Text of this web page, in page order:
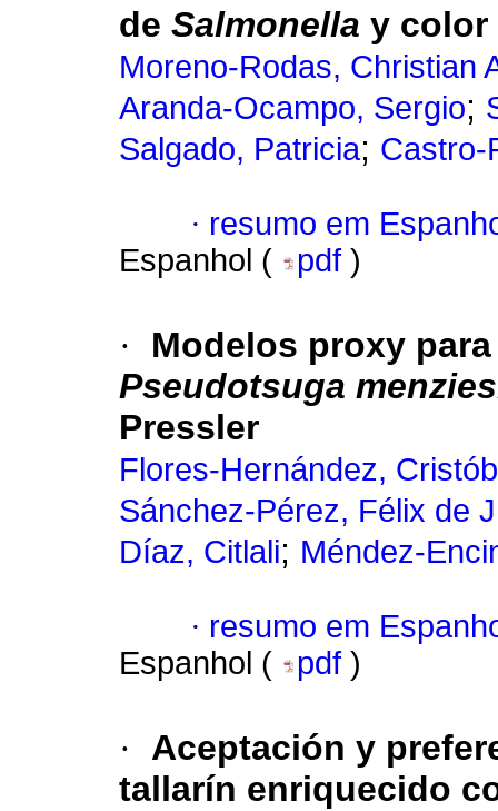
de Salmonella y color
Moreno-Rodas, Christian
Aranda-Ocampo, Sergio;
Salgado, Patricia; Castro-
· resumo em
Espanhol (
pdf )
·
Modelos proxy
Pseudotsuga
Pressler
Flores-Hernández,
Sánchez-Pérez, Félix de
Díaz, Citlali; Méndez-
· resumo em
Espanhol (
pdf )
·
Aceptación y
tallarín enriquecido